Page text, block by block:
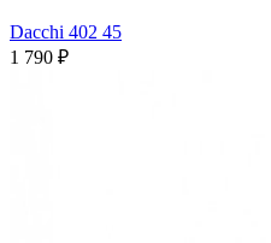
Dacchi 402 45
1 790 ₽